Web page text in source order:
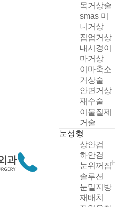
목거상술
smas 미
니거상
집업거상
내시경이
마거상
이마축소
거상술
안면거상
재수술
이물질제
거술
눈성형
상안검
하안검
눈위꺼짐
솔루션
눈밑지방
재배치